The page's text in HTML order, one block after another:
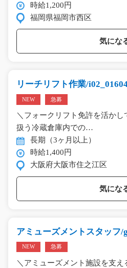
時給1,200円
福岡県福岡市西区
気にな
リーチリフト作業/
NEW 急募
＼フォークリフト免許を活かし
扱う冷蔵倉庫内での…
長期（3ヶ月以上）
時給1,400円
大阪府大阪市住之江区
気にな
アミューズメントスタッフ/
NEW 急募
＼アミューズメント施設を支